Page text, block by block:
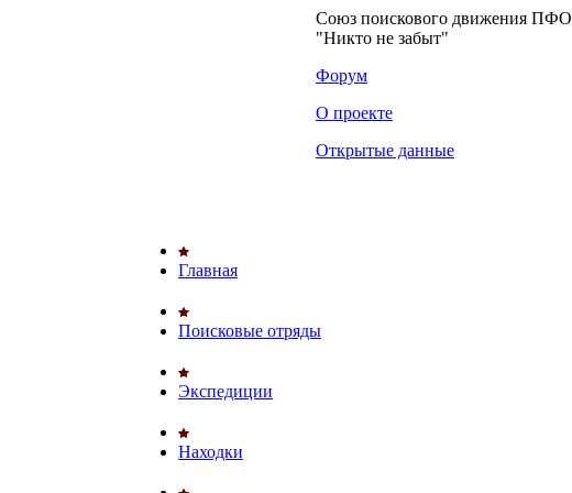
Союз поискового движения ПФО
"Никто не забыт"
Форум
О проекте
Открытые данные
Главная
Поисковые отряды
Экспедиции
Находки